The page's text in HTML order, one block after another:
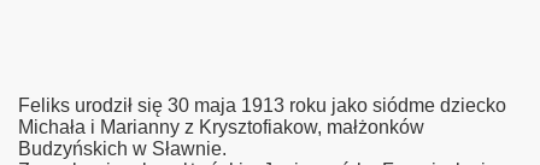
Feliks urodził się 30 maja 1913 roku jako siódme dziecko
Michała i Marianny z Krysztofiakow, małżonków
Budzyńskich w Sławnie.